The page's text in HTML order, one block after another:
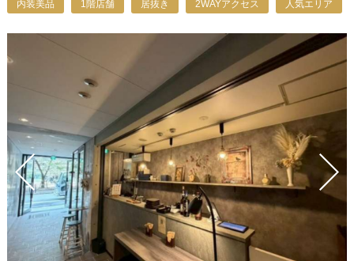
内装美品 1階店舗 居抜き 2WAYアクセス 人気エリア